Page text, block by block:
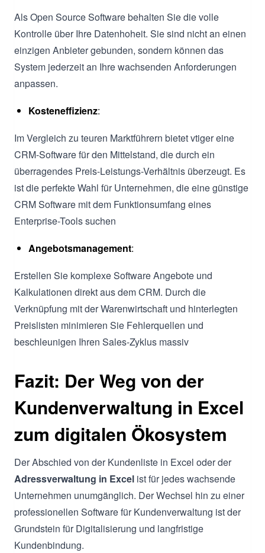
Als Open Source Software behalten Sie die volle
Kontrolle über Ihre Datenhoheit. Sie sind nicht an einen
einzigen Anbieter gebunden, sondern können das
System jederzeit an Ihre wachsenden Anforderungen
anpassen.
Kosteneffizienz:
Im Vergleich zu teuren Marktführern bietet vtiger eine
CRM-Software für den Mittelstand, die durch ein
überragendes Preis-Leistungs-Verhältnis überzeugt. Es
ist die perfekte Wahl für Unternehmen, die eine günstige
CRM Software mit dem Funktionsumfang eines
Enterprise-Tools suchen
Angebotsmanagement:
Erstellen Sie komplexe Software Angebote und
Kalkulationen direkt aus dem CRM. Durch die
Verknüpfung mit der Warenwirtschaft und hinterlegten
Preislisten minimieren Sie Fehlerquellen und
beschleunigen Ihren Sales-Zyklus massiv
Fazit: Der Weg von der
Kundenverwaltung in Excel
zum digitalen Ökosystem
Der Abschied von der Kundenliste in Excel oder der
Adressverwaltung in Excel ist für jedes wachsende
Unternehmen unumgänglich. Der Wechsel hin zu einer
professionellen Software für Kundenverwaltung ist der
Grundstein für Digitalisierung und langfristige
Kundenbindung.